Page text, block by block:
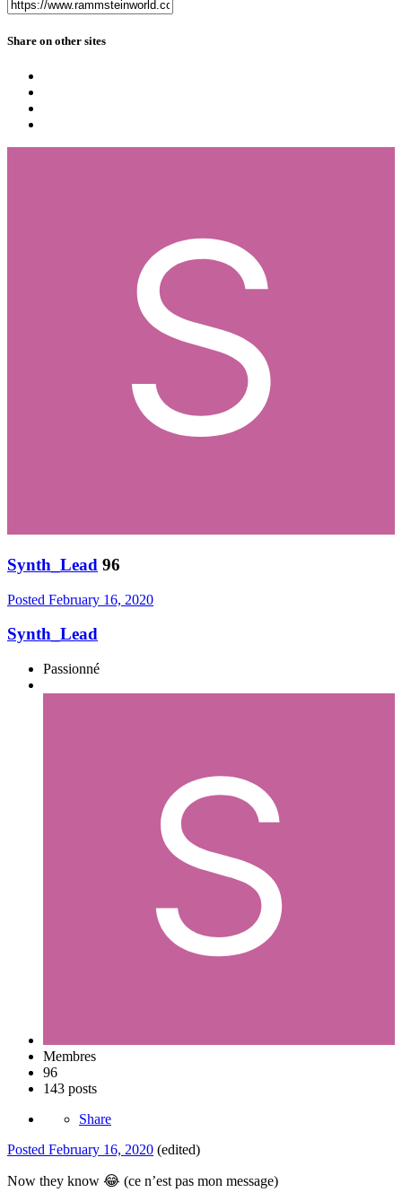
Share on other sites
Synth_Lead 96
Posted February 16, 2020
Synth_Lead
Passionné
Membres
96
143 posts
Share
Posted February 16, 2020 (edited)
Now they know 😂 (ce n’est pas mon message)